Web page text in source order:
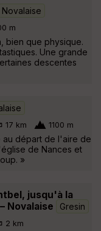
Novalaise
m
bien que physique.
Une grande
descentes
17 km 1100 m
au départ de l'aire de
de Nances et
»
jusqu'à la
Novalaise
Gresin
2 km